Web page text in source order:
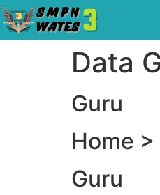
Data
Guru
Home
Guru